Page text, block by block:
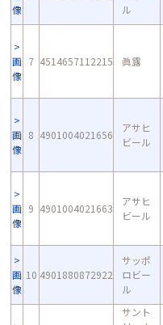
像
ル
画
像
7 4514657112215 眞露
画
像
8 4901004021656
アサヒ
ビール
画
像
9 4901004021663
アサヒ
ビール
画
像
10 4901880872922
サッポ
ロビー
ル
サント